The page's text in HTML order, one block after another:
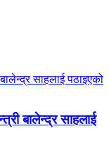
बालेन्द्र साहलाई